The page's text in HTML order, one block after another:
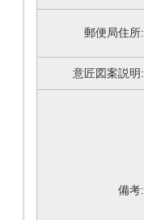
郵便局住所:
意匠図案説明:
備考: